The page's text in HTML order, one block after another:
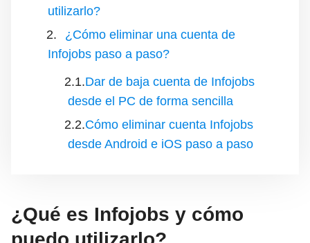
utilizarlo?
¿Cómo eliminar una cuenta de
Infojobs paso a paso?
Dar de baja cuenta de Infojobs
desde el PC de forma sencilla
Cómo eliminar cuenta Infojobs
desde Android e iOS paso a paso
¿Qué es Infojobs y cómo